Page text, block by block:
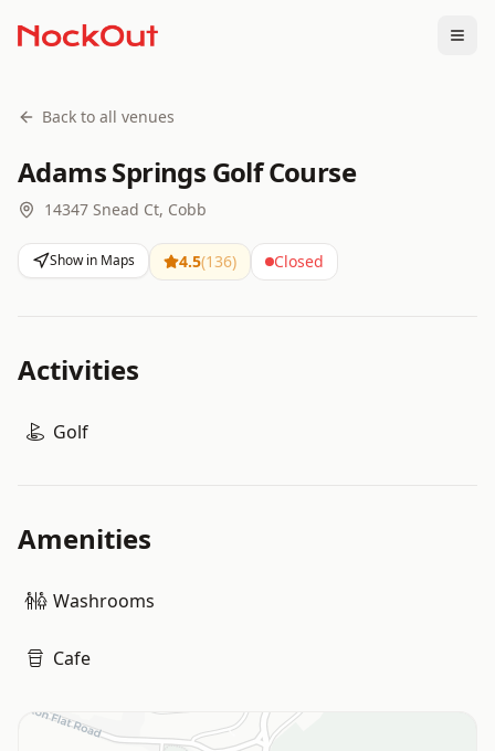
Back to all venues
Adams Springs Golf Course
14347 Snead Ct, Cobb
Show in Maps 4.5(136) Closed
Activities
Golf
Amenities
Washrooms
Cafe